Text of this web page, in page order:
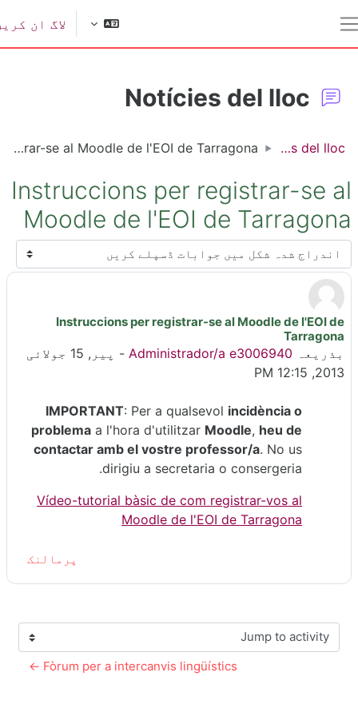
لاگ ان کریں
Notícies del lloc
Notícies del lloc
Instruccions per registrar-se al Moodle de l'EOI de Tarragona
Instruccions per registrar-se
Moodle de l'EOI de
موڈ
Instruccions per registrar-se al Moodle de l'EOI de
Tarragona
بذریعہAdministrador/a e3006940
-
پیر, 15 جولائی
2013, 12:15 PM
جوابات کی تعداد: 0
IMPORTANT: Per a qualsevolincidència o
problema a l'hora d'utilitzarMoodle,heu de
contactar amb el vostre professor/a. No us
dirigiu a secretaria o consergeria.
Vídeo-tutorial bàsic de com registrar-vos al
Moodle de l'EOI de Tarragona
پرمالنک
Jump to activity
Fòrum per a intercanvis lingüístics ←